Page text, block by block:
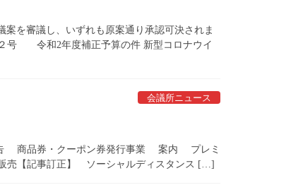
案を審議し、いずれも原案通り承認可決されま
令和2年度補正予算の件 新型コロナウイ
会議所ニュース
告 商品券・クーポン券発行事業 案内 プレミ
売【記事訂正】 ソーシャルディスタンス […]